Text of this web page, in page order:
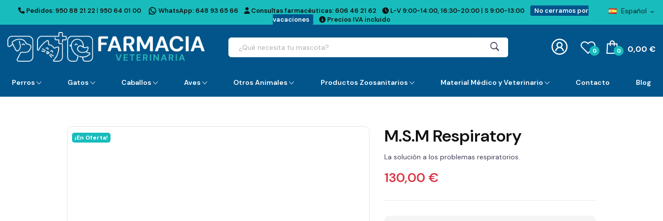
Español expand_more
Pedidos: 950 88 21 22 | 950 64 01 00 WhatsApp: 648 93 65 66 Consultas farmacéuticas: 606 46 21 62 L-V 9:00-14:00, 16:30-20:00 | S 9:00-13:00
No cerramos por
vacaciones
Precios IVA incluido
0 0 0,00 €
Perros Gatos Caballos Aves Otros Animales Productos Zoosanitarios Material Médico y Veterinario Contacto Blog
¡En Oferta! M.S.M Respiratory
La solución a los problemas respiratorios.
130,00 €